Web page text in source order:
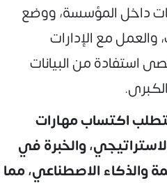
داخل المؤسسة، ووضع
والعمل مع الإدارات
استفادة من البيانات
اكتساب مهارات
والخبرة في
والذكاء الاصطناعي، مما